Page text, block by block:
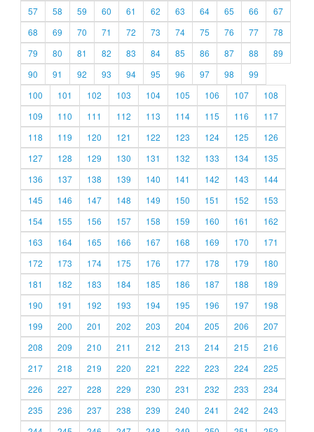
57
58 59 60 61 62 63 64 65 66
67
68
69 70 71 72 73 74 75 76 77
78
79
80 81 82 83 84 85 86 87 88
89
90
91 92 93 94 95 96 97 98
99
100
101 102 103 104 105 106 107
108
109
110 111 112 113 114 115 116
117
118
119 120 121 122 123 124 125
126
127
128 129 130 131 132 133 134
135
136
137 138 139 140 141 142 143
144
145
146 147 148 149 150 151 152
153
154
155 156 157 158 159 160 161
162
163
164 165 166 167 168 169 170
171
172
173 174 175 176 177 178 179
180
181
182 183 184 185 186 187 188
189
190
191 192 193 194 195 196 197
198
199
200 201 202 203 204 205 206
207
208
209 210 211 212 213 214 215
216
217
218 219 220 221 222 223 224
225
226
227 228 229 230 231 232 233
234
235
236 237 238 239 240 241 242
243